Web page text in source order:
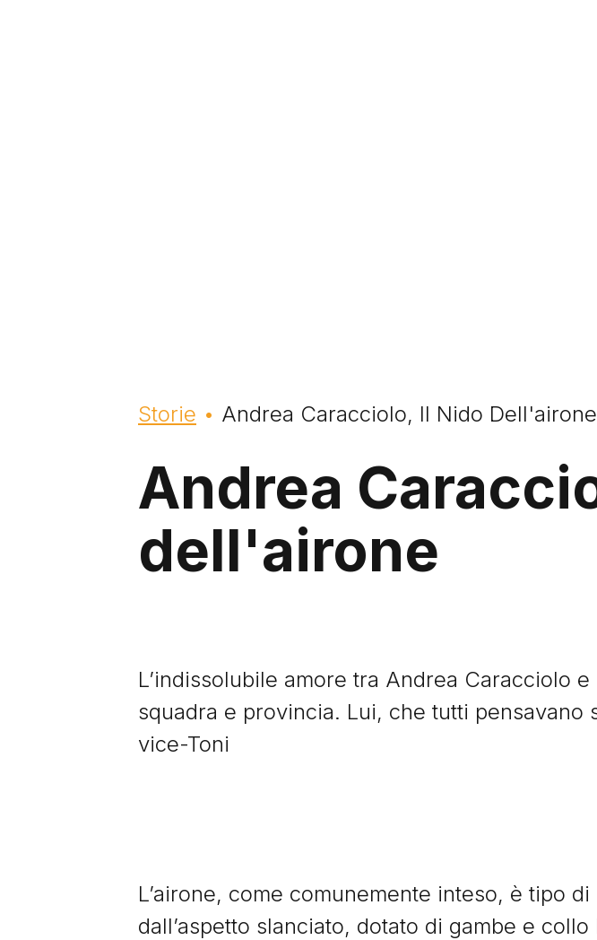
Briciole di pane
Storie Andrea Caracciolo, Il Nido Dell'airone
Andrea
dell'airone
L’indissolubile amore tra Andrea Caracciolo
squadra e provincia. Lui, che tutti pensavano
vice-Toni
L’airone, come comunemente inteso, è tipo
dall’aspetto slanciato, dotato di gambe e